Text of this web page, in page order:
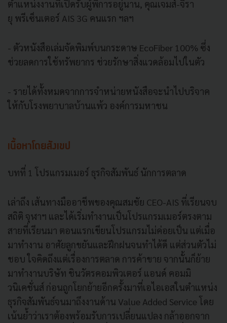
ตำแหน่งงานที่เปิดรับผู้พิการอยู่นาน, คุณเจมส์-จิรา
ยุ พรีเซ็นเตอร์ AIS 3G คนแรก ฯลฯ
- ตัวหนังสือเล่มจัดพิมพ์บนกระดาษ EcoFiber 100% ซึ่ง
ช่วยลดการใช้ทรัพยากร ช่วยรักษาสิ่งแวดล้อมไปในตัว
- รายได้ทั้งหมดจากการจำหน่ายหนังสือจะนำไปบริจาค
ให้กับโรงพยาบาลบ้านแพ้ว องค์การมหาชน
เนื้อหาโดยสังเขป
บทที่ 1 โปรแกรมเมอร์ ธุรกิจสัมพันธ์ นักการตลาด
เล่าถึง เส้นทางมืออาชีพของคุณสมชัย CEO-AIS ที่เรียนจบ
สถิติ จุฬาฯ และได้เริ่มทำงานเป็นโปรแกรมเมอร์ตรงตาม
สายที่เรียนมา ตอนแรกเขียนโปรแกรมไม่ค่อยเป็น แต่เมื่อ
มาทำงาน อาศัยลูกขยันและฝึกฝนจนทำได้ดี แต่ส่วนตัวไม่
ชอบ ใจคิดถึงแต่เรื่องการตลาด การค้าขาย จากนั้นก็ย้าย
มาทำงานบริษัท ชินวัตรคอมพิวเตอร์ แอนด์ คอมมิ
วนิเคชั่นส์ ก่อนถูกโยกย้ายอีกครั้งมาที่เอไอเอสในตำแหน่ง
ธุรกิจสัมพันธ์จนมาถึงงานด้าน Value Added Service โดย
เน้นย้ำว่าเราต้องพร้อมรับการเปลี่ยนแปลง กล้าออกจาก